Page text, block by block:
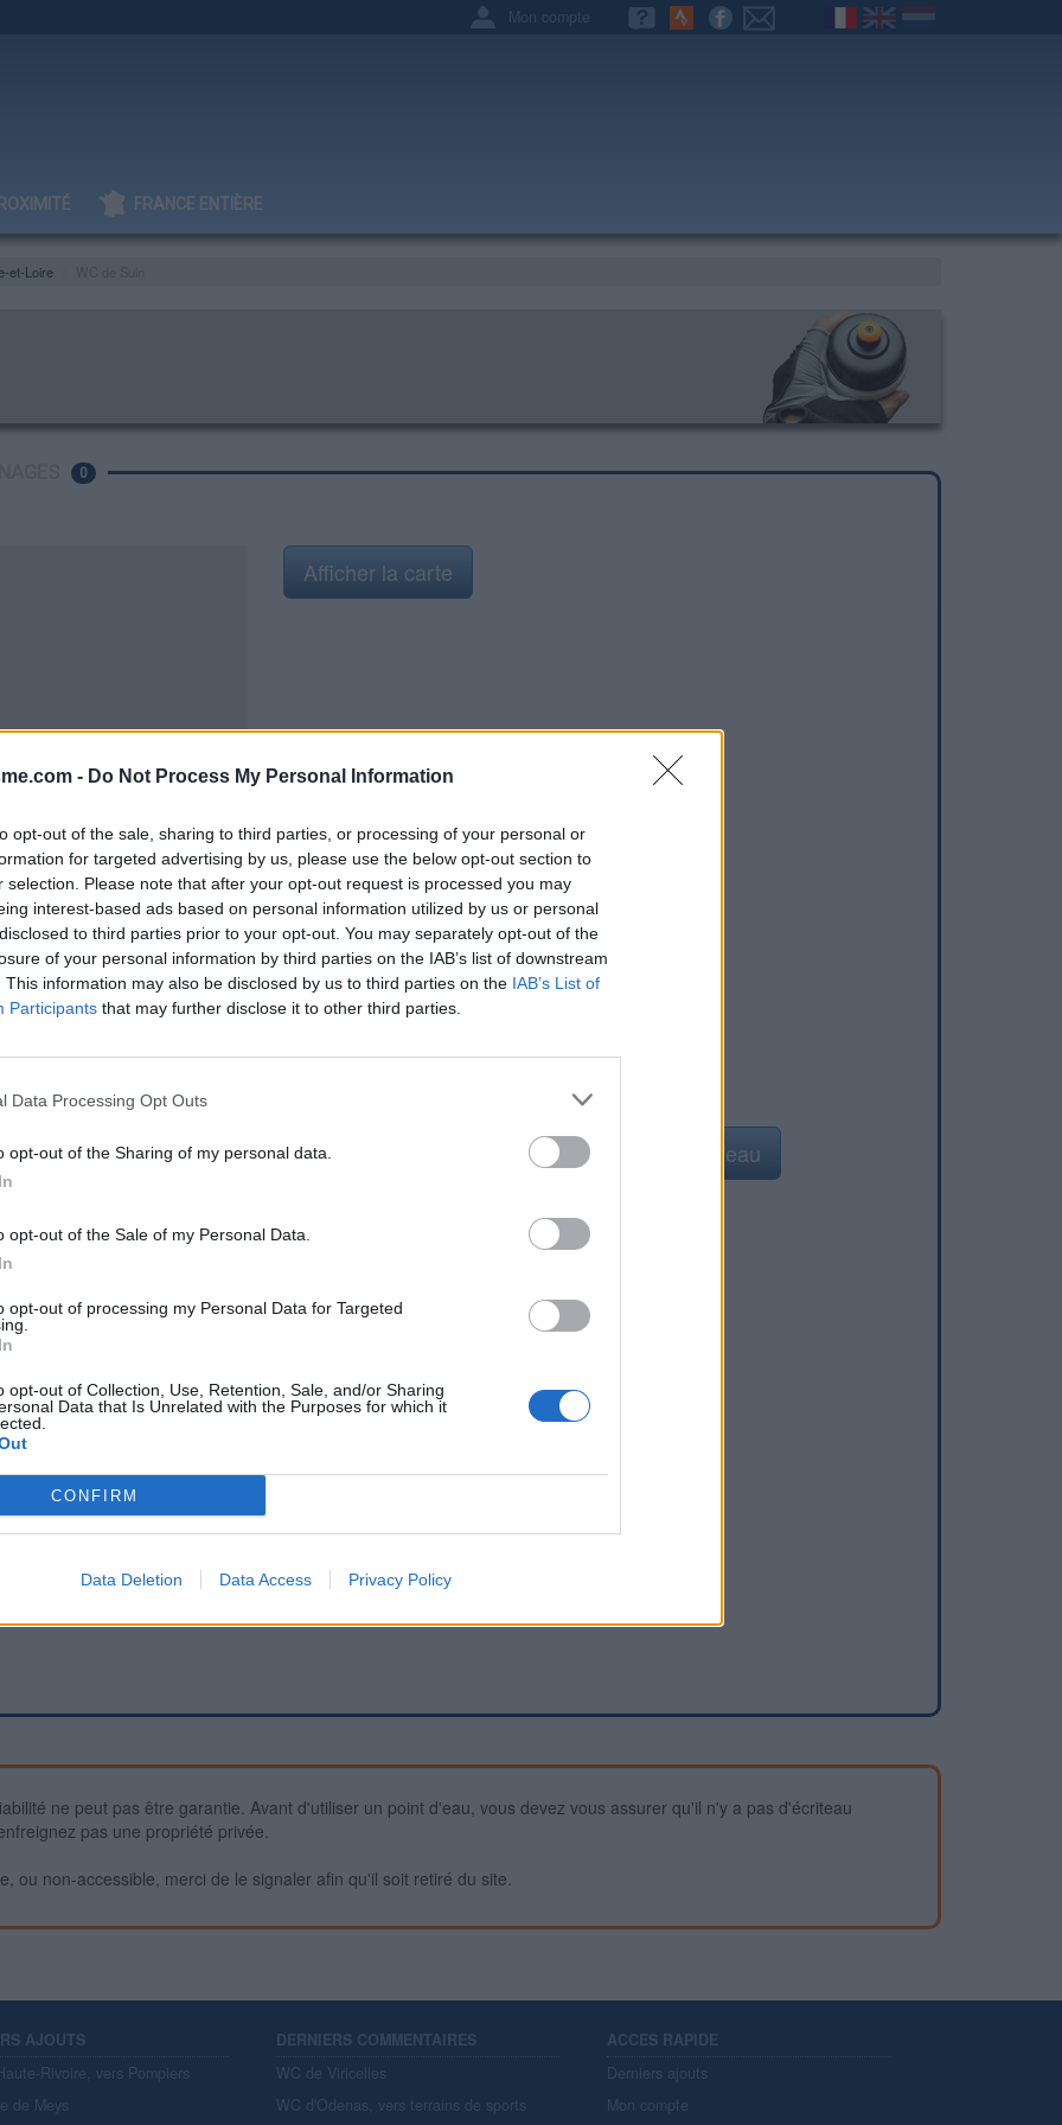
- Do Not Process My Personal Information
opt-out of the sale, sharing to third parties, or processing of your personal or
for targeted advertising by us, please use the below opt-out section to
selection. Please note that after your opt-out request is processed you may
interest-based ads based on personal information utilized by us or personal
to third parties prior to your opt-out. You may separately opt-out of the
of your personal information by third parties on the IAB’s list of downstream
This information may also be disclosed by us to third parties on the IAB’s List of
Participants that may further disclose it to other third parties.
Data Processing Opt Outs
opt-out of the Sharing of my personal data.
opt-out of the Sale of my Personal Data.
opt-out of processing my Personal Data for Targeted
opt-out of Collection, Use, Retention, Sale, and/or Sharing
Data that Is Unrelated with the Purposes for which it
CONFIRM
Data Deletion Data Access Privacy Policy
Mon compte
FRANCE ENTIÈRE
et-Loire
0
de circuits de randonnée
et presque en face de
sur la D379 (qui se
droit et juste avant l'accès
à gauche sur le parking en
vers le fond du parking côté
Afficher la carte
Signaler une erreur Ajouter un point d'eau
ne peut pas être garantie. Avant d'utiliser un point d'eau, vous devez vous assurer qu'il n'y a pas d'écriteau
pas une propriété privée.
ou non-accessible, merci de le signaler afin qu'il soit retiré du site.
AJOUTS
Rivoire, vers Pompiers
de Meys
DERNIERS COMMENTAIRES
WC de Viricelles
WC d'Odenas, vers terrains de sports
ACCES RAPIDE
Derniers ajouts
Mon compte